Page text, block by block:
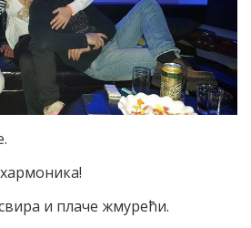
и плаче жмурећи.